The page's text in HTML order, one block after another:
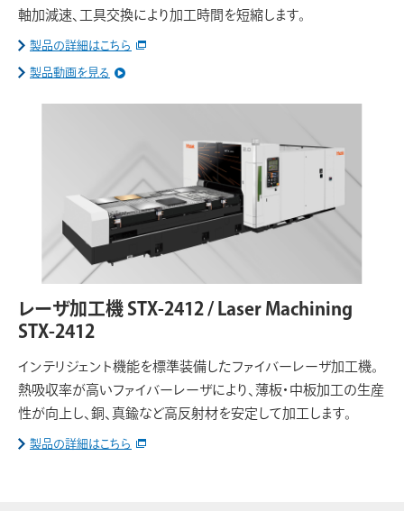
軸加減速、工具交換により加工時間を短縮します。
製品の詳細はこちら
製品動画を見る
レーザ加工機 STX-2412 / Laser Machining
STX-2412
インテリジェント機能を標準装備したファイバーレーザ加工機。
熱吸収率が高いファイバーレーザにより、薄板・中板加工の生産
性が向上し、銅、真鍮など高反射材を安定して加工します。
製品の詳細はこちら